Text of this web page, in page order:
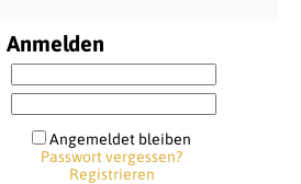
Anmelden
Angemeldet bleiben
Passwort vergessen?
Registrieren